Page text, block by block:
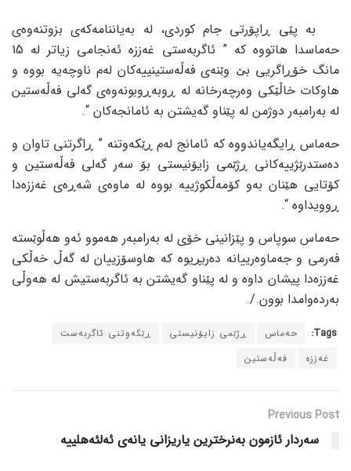
بە پێی ڕاپۆرتی جام کوردی، لە بەیاننامەکەی بزوتنەوەی
حەماسدا هاتووە کە ” ئاگربەستی غەززە ئەنجامی زیاتر لە 15
مانگ خۆڕاگریی بێ وێنەی فەڵەستینییەکان لەم ناوچەیە بووە و
هاوکات خاڵێکی وەرچەرخانە لە ڕوبەڕوبونەوەی گەلی فەڵەستین
لە بەرامبەر دوژمن لە پێناو گەیشتن بە ئامانجەکان “.
حەماس ڕایگەیاندووە کە ئامانج لەم ڕێکەوتنە ” ڕاگرتنی تاوان و
دەستدرێژییەکانی ڕژێمی زایۆنیستی بۆ سەر گەلی فەڵەستین و
کۆتایی هێنان بەو کۆمەڵکوژییە بووە لە ماوەی شەڕەی غەززەدا
ڕوویداوە “.
حەماس سوپاس و پێزانینی خۆی لە بەرامبەر هەموو ئەو هەڵوێستە
فەرمی و جەماوەرییانە دەربڕیوە کە هاوسۆزییان لە گەڵ خەڵکی
غەززەدا پیشان داوە و لە پێناو گەیشتن بە ئاگربەستیش لە هەوڵی
بەردەوامدا بوون./.
Tags: حەماس ڕژێمی زایۆنیستی
ڕێکەوتنی ئاگربەست
غەززە
فەڵەستین
Previous Post
سەردار ئازمون بەنرخترین یاریزانی یانەی ئەلئەهلییە